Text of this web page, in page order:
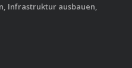
Infrastruktur ausbauen,